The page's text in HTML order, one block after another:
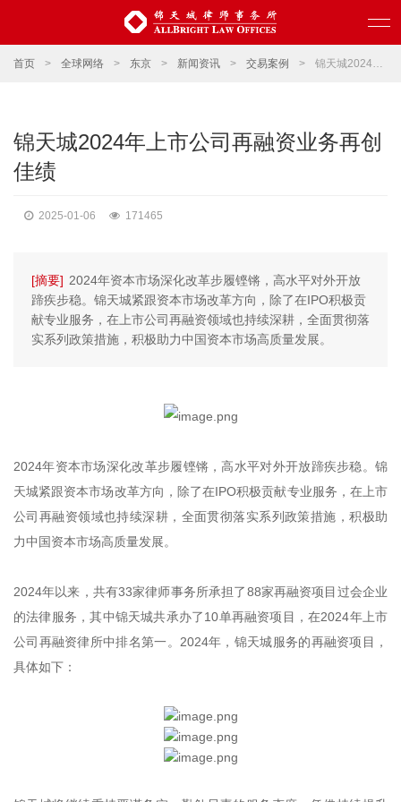
首页 > 全球网络 > 东京 > 新闻资讯 > 交易案例 > 锦天城2024年上市公司再融资业务再创佳绩
锦天城2024年上市公司再融资业务再创
佳绩
2025-01-06 171465
[摘要] 2024年资本市场深化改革步履铿锵，高水平对外开放
蹄疾步稳。锦天城紧跟资本市场改革方向，除了在IPO积极贡
献专业服务，在上市公司再融资领域也持续深耕，全面贯彻落
实系列政策措施，积极助力中国资本市场高质量发展。
2024年资本市场深化改革步履铿锵，高水平对外开放蹄疾步稳。锦
天城紧跟资本市场改革方向，除了在IPO积极贡献专业服务，在上市
公司再融资领域也持续深耕，全面贯彻落实系列政策措施，积极助
力中国资本市场高质量发展。
2024年以来，共有33家律师事务所承担了88家再融资项目过会企业
的法律服务，其中锦天城共承办了10单再融资项目，在2024年上市
公司再融资律所中排名第一。2024年，锦天城服务的再融资项目，
具体如下：